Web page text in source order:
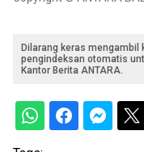
Dilarang keras mengambil
pengindeksan otomatis
Kantor Berita ANTARA.